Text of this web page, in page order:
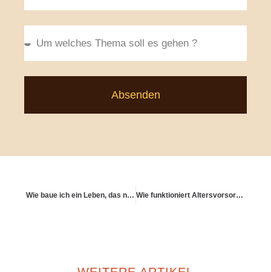
Absenden
Wie baue ich ein Leben, das nicht nur sicher, sondern auch lebenswert ist? Wie funktioniert Altersvorsorge für Expats?